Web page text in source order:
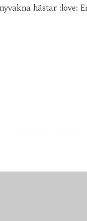
hästar :love: